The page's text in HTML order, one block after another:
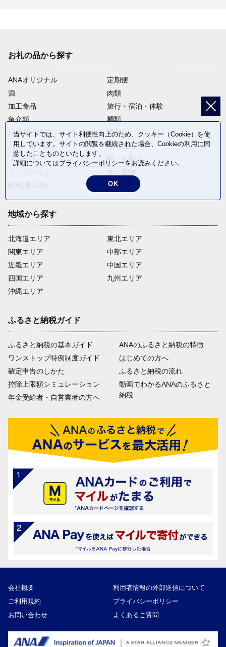
お礼の品から探す
ANAオリジナル
定期便
酒
肉類
加工食品
旅行・宿泊・体験
魚介類
麺類
日用品・雑貨
野菜
パン・菓子類
電化製品
フルーツ
卵・乳製品
返礼品なし
地域から探す
北海道エリア
関東エリア
近畿エリア
四国エリア
沖縄エリア
東北エリア
中部エリア
中国エリア
九州エリア
ふるさと納税ガイド
ふるさと納税の基本ガイド
ワンストップ特例制度ガイド
確定申告のしかた
控除上限額シミュレーション
年金受給者・自営業者の方へ
ANAのふるさと納税の特徴
はじめての方へ
ふるさと納税の流れ
動画でわかるANAのふるさと
納税
会社概要
利用者情報の外部送信について
ご利用規約
プライバシーポリシー
お問い合わせ
よくあるご質問
当サイトでは、サイト利便性向上のため、クッキー（Cookie）を使
用しています。サイトの閲覧を継続された場合、Cookieの利用に同
意したことものといたします。
詳細についてはプライバシーポリシーをお読みください。
OK